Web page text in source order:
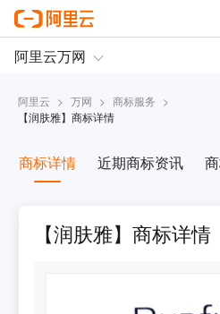
阿里云 > 万网 > 商标服务 >
【润肤雅】商标详情
商标详情 近期商标资讯
【润肤雅】商标详情